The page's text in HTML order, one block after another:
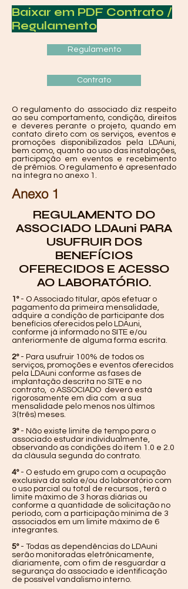
Baixar em PDF Contrato /
Regulamento
Regulamento
Contrato
O regulamento do associado diz respeito
ao seu comportamento, condição, direitos
e deveres perante o projeto, quando em
contato direto com os serviços, eventos e
promoções disponibilizados pela LDAuni,
bem como, quanto ao uso das instalações,
participação em eventos e recebimento
de prêmios. O regulamento é apresentado
na íntegra no anexo 1.
Anexo 1
REGULAMENTO DO
ASSOCIADO LDAuni PARA
USUFRUIR DOS
BENEFÍCIOS
OFERECIDOS E ACESSO
AO LABORATÓRIO.
1º- O Associado títular, após efetuar o
pagamento da primeira mensalidade,
adquire a condição de participante dos
benefícios oferecidos pelo LDAuni,
conforme já informado no SITE e/ou
anteriormente de alguma forma escrita.
2º- Para usufruir 100% de todos os
serviços, promoções e eventos oferecidos
pela LDAuni conforme as fases de
implantação descrita no SITE e no
contrato, o ASSOCIADO deverá está
rigorosamente em dia com a sua
mensalidade pelo menos nos últimos
3(três) meses.
3º- Não existe limite de tempo para o
associado estudar individualmente,
observando as condições do ítem 1.0 e 2.0
da cláusula segunda do contrato.
4º- O estudo em grupo com a ocupação
exclusiva da sala e/ou do laboratório com
o uso parcial ou total de recursos , terá o
limite máximo de 3 horas diárias ou
conforme a quantidade de solicitação no
período, com a participação mínima de 3
associados em um limite máximo de 6
integrantes.
5º- Todas as dependências do LDAuni
serão monitoradas eletrônicamente,
diariamente, com o fim de resguardar a
segurança do associado e identificação
de possível vandalismo interno.